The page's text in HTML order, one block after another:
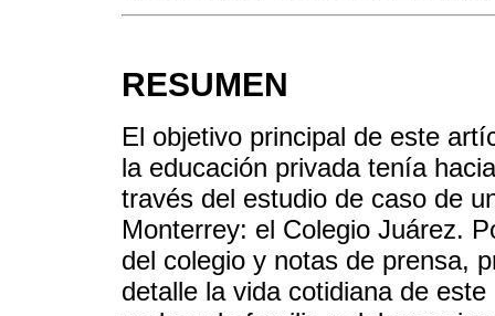
RESUMEN
El objetivo principal de este
la educación privada tenía
través del estudio de caso de
Monterrey: el Colegio Juárez.
del colegio y notas de prensa,
detalle la vida cotidiana de